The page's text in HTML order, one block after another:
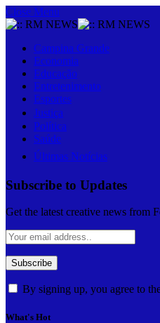
Close Menu
Campina Grande
Economia
Educação
Entretenimento
Esportes
Justiça
Política
Saúde
Últimas Notícias
Subscribe to Updates
Get the latest creative news from
By signing up, you agree to
What's Hot